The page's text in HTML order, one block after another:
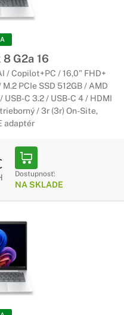
G2a 16
/ Copilot+PC / 16,0" FHD+
PCIe SSD 512GB / AMD
USB-C 3.2 / USB-C 4 / HDMI
/ 3r (3r) On-Site,
adaptér
Dostupnosť:
NA SKLADE